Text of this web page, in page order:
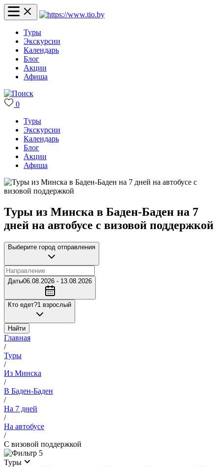
Туры
Экскурсии
Календарь
Блог
Акции
Афиша
0
Туры
Экскурсии
Календарь
Блог
Акции
Афиша
Туры из Минска в Баден-Баден на 7
дней на автобусе с визовой поддержкой
Выберите город отправления
Даты06.08.2026 - 13.08.2026
Кто едет?1 взрослый
Найти
Главная
/
Туры
/
Из Минска
/
В Баден-Баден
/
На 7 дней
/
На автобусе
/
С визовой поддержкой
5
Туры